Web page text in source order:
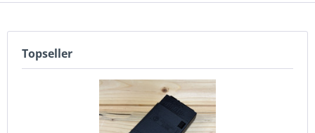
Topseller